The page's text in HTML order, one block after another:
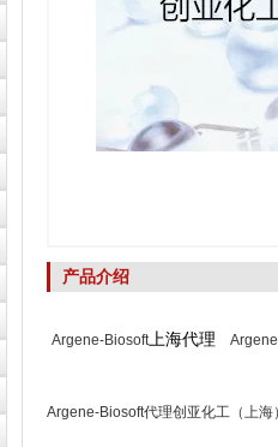
产品介绍
Argene-Biosoft上海代理
Argene-Biosoft代理创亚化工（上海